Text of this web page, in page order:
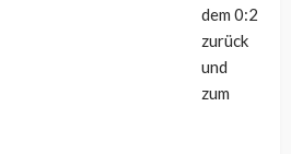
dem 0:2
zurück
und
zum